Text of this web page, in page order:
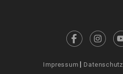
Impressum Datenschutz